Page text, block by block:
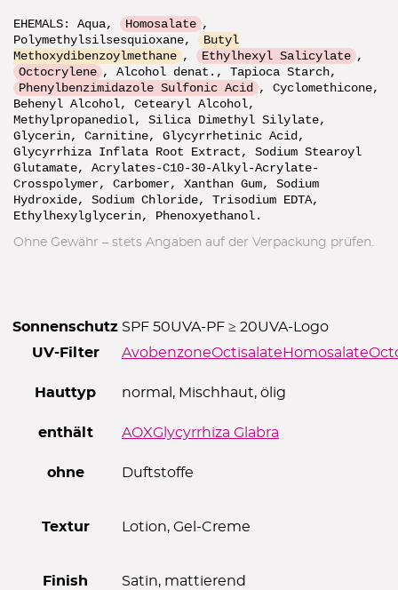
EHEMALS: Aqua, Homosalate ,
Polymethylsilsesquioxane, Butyl
Methoxydibenzoylmethane , Ethylhexyl Salicylate ,
Octocrylene , Alcohol denat., Tapioca Starch,
Phenylbenzimidazole Sulfonic Acid , Cyclomethicone,
Behenyl Alcohol, Cetearyl Alcohol,
Methylpropanediol, Silica Dimethyl Silylate,
Glycerin, Carnitine, Glycyrrhetinic Acid,
Glycyrrhiza Inflata Root Extract, Sodium Stearoyl
Glutamate, Acrylates-C10-30-Alkyl-Acrylate-
Crosspolymer, Carbomer, Xanthan Gum, Sodium
Hydroxide, Sodium Chloride, Trisodium EDTA,
Ethylhexylglycerin, Phenoxyethanol.
Ohne Gewähr – stets Angaben auf der Verpackung prüfen.
Sonnenschutz SPF 50UVA-PF ≥ 20UVA-Logo
UV-Filter
AvobenzoneOctisalate Homosalate
Hauttyp normal, Mischhaut, ölig
enthält AOXGlycyrrhiza Glabra
ohne Duftstoffe
Textur Lotion, Gel-Creme
Finish Satin, mattierend